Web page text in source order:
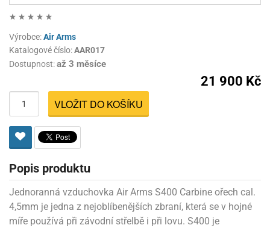
Výrobce:Air Arms
Katalogové číslo:AAR017
Dostupnost:až 3 měsíce
21 900 Kč
VLOŽIT DO KOŠÍKU
Popis produktu
Jednoranná vzduchovka Air Arms S400 Carbine ořech cal.
4,5mm je jedna z nejoblíbenějších zbraní, která se v hojné
míře používá při závodní střelbě i při lovu. S400 je